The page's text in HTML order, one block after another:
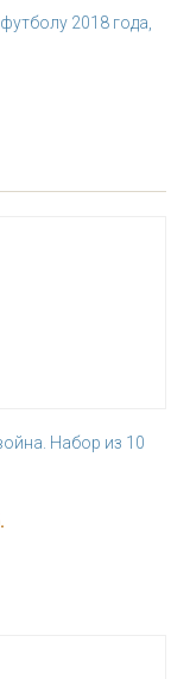
2018 года,
Набор из 10